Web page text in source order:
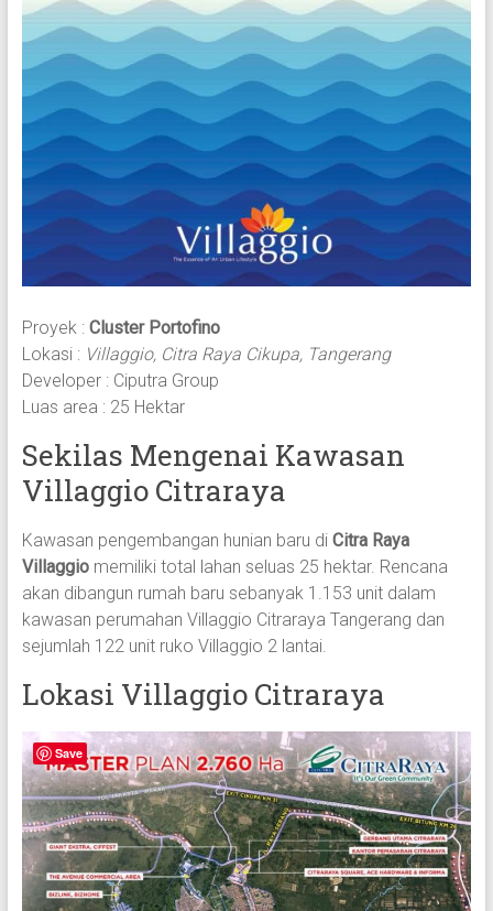
Proyek : Cluster Portofino
Lokasi : Villaggio, Citra Raya Cikupa, Tangerang
Developer : Ciputra Group
Luas area : 25 Hektar
Sekilas Mengenai Kawasan
Villaggio Citraraya
Kawasan pengembangan hunian baru di Citra Raya
Villaggiomemiliki total lahan seluas 25 hektar. Rencana
akan dibangun rumah baru sebanyak 1.153 unit dalam
kawasan perumahan Villaggio Citraraya Tangerang dan
sejumlah 122 unit ruko Villaggio 2 lantai.
Lokasi Villaggio Citraraya
Save